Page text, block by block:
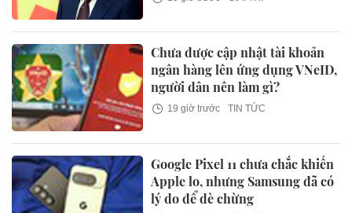
Chưa được cập nhật tài khoản
ngân hàng lên ứng dụng VNeID,
người dân nên làm gì?
19 giờ trước TIN TỨC
Google Pixel 11 chưa chắc khiến
Apple lo, nhưng Samsung đã có
lý do để dè chừng